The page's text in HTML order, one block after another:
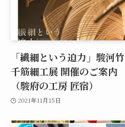
「繊細という迫力」駿河竹
千筋細工展 開催のご案内
（駿府の工房 匠宿）
2021年11月15日